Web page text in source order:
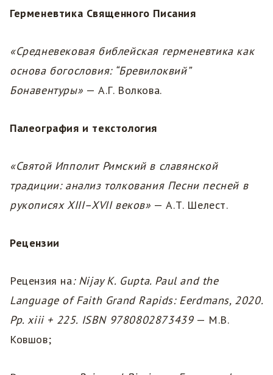
Герменевтика Священного Писания
«Средневековая библейская герменевтика как
основа богословия: “Бревилоквий”
Бонавентуры» — А.Г. Волкова.
Палеография и текстология
«Святой Ипполит Римский в славянской
традиции: анализ толкования Песни песней в
рукописях XIII–XVII веков» — А.Т. Шелест.
Рецензии
Рецензия на: Nijay K. Gupta. Paul and the
Language of Faith Grand Rapids: Eerdmans, 2020.
Pp. xiii + 225. ISBN 9780802873439— М.В.
Ковшов;